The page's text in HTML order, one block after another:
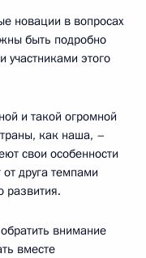
новации в вопросах
быть подробно
этого
и такой огромной
как наша, –
свои особенности
друга темпами
развития.
внимание
вместе